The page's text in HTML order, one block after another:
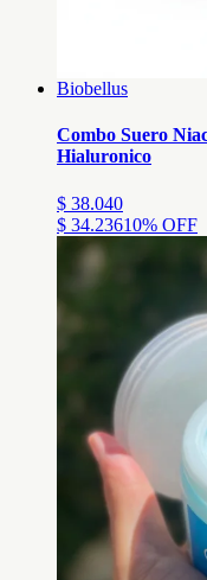
Biobellus
Combo Suero
Hialuronico
$ 38.040
$ 34.23610% OFF